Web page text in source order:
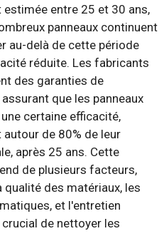
estimée entre 25 et 30 ans,
panneaux continuent
au-delà de cette période
réduite. Les fabricants
des garanties de
que les panneaux
certaine efficacité,
autour de 80% de leur
après 25 ans. Cette
de plusieurs facteurs,
qualité des matériaux, les
et l'entretien
de nettoyer les